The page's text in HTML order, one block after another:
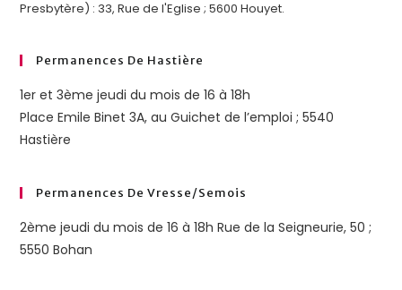
Presbytère) : 33, Rue de l'Eglise ; 5600 Houyet.
Permanences De Hastière
1er et 3ème jeudi du mois de 16 à 18h
Place Emile Binet 3A, au Guichet de l’emploi ; 5540
Hastière
Permanences De Vresse/semois
2ème jeudi du mois de 16 à 18h Rue de la Seigneurie, 50 ;
5550 Bohan